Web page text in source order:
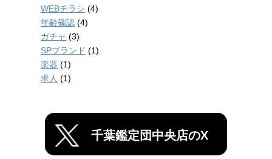
WEBチラシ (4)
年齢確認 (4)
ガチャ (3)
SPブランド (1)
楽器 (1)
求人 (1)
千葉鑑定団中央店のX